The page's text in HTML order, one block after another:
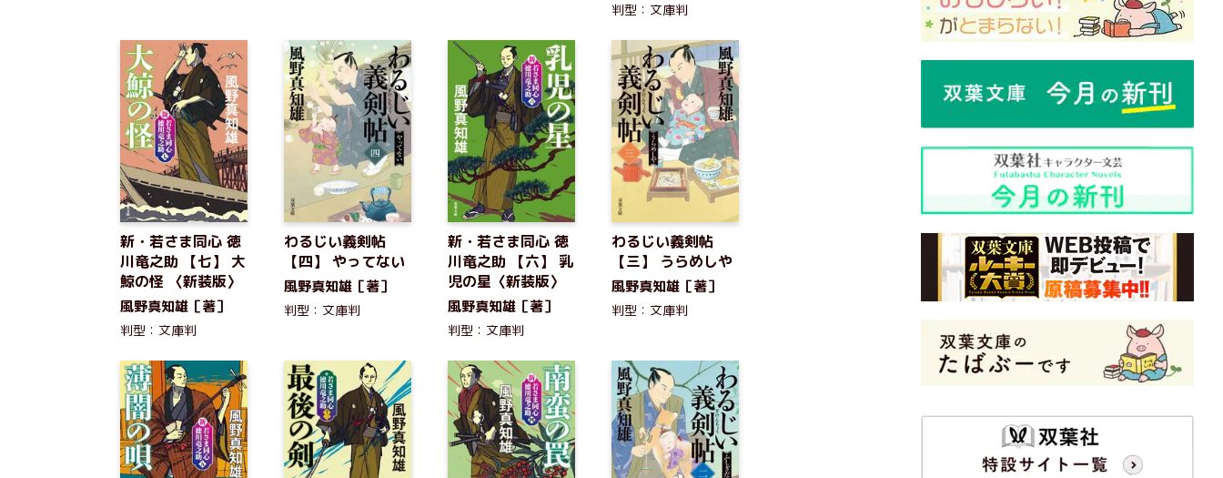
判型：文庫判
新・若さま同心 徳
川竜之助 【七】 大
鯨の怪 〈新装版〉
風野真知雄［著］
判型：文庫判
わるじい義剣帖
【四】 やってない
風野真知雄［著］
判型：文庫判
新・若さま同心 徳
川竜之助 【六】 乳
児の星〈新装版〉
風野真知雄［著］
判型：文庫判
わるじい義剣帖
【三】 うらめしや
風野真知雄［著］
判型：文庫判